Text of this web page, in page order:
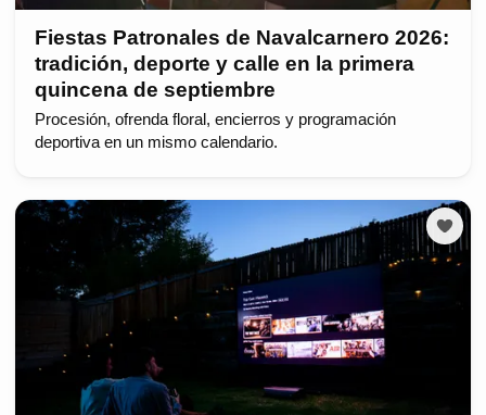
Fiestas Patronales de Navalcarnero 2026:
tradición, deporte y calle en la primera
quincena de septiembre
Procesión, ofrenda floral, encierros y programación
deportiva en un mismo calendario.